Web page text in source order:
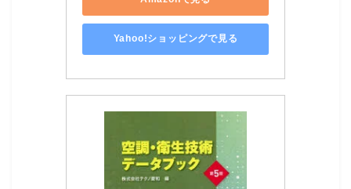
Yahoo!ショッピングで見る